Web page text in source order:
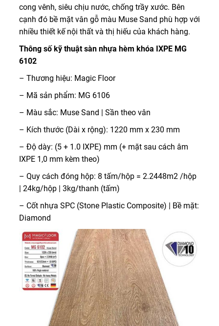
cong vênh, siêu chịu nước, chống trầy xước. Bên
cạnh đó bề mặt vân gỗ màu Muse Sand phù hợp với
nhiều thiết kế nội thất và thị hiếu của khách hàng.
Thông số kỹ thuật sàn nhựa hèm khóa IXPE MG
6102
– Thương hiệu: Magic Floor
– Mã sản phẩm: MG 6106
– Màu sắc: Muse Sand | Sần theo vân
– Kích thước (Dài x rộng): 1220 mm x 230 mm
– Độ dày: (5 + 1.0 IXPE) mm (+ mặt sau cách âm
IXPE 1,0 mm kèm theo)
– Quy cách đóng hộp: 8 tấm/hộp = 2.2448m2 /hộp
| 24kg/hộp | 3kg/thanh (tấm)
– Cốt nhựa SPC (Stone Plastic Composite) | Bề mặt:
Diamond